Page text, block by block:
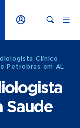
Clínico
Petrobras em AL
Saude